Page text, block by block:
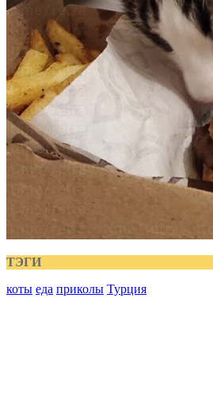
ТЭГИ
коты еда приколы Турция